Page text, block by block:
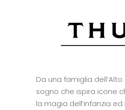
Da una famiglia
sogno che ispira icone
la magia dell’infanzia ed